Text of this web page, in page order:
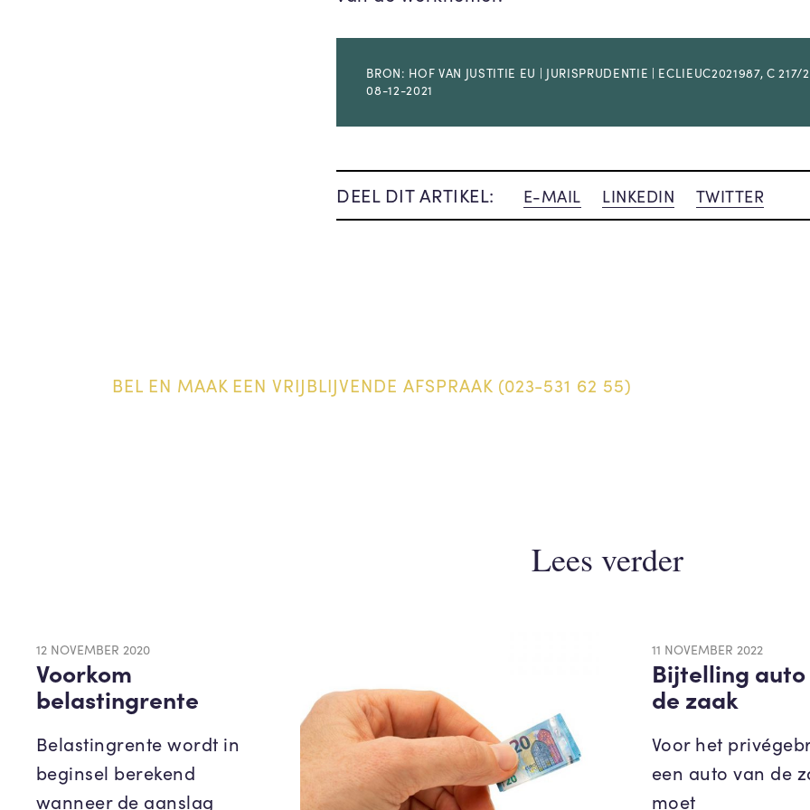
BRON: HOF VAN JUSTITIE EU | JURISPRUDENTIE | ECLIEUC2021987, C 217/
08-12-2021
DEEL DIT ARTIKEL: E-MAIL LINKEDIN TWITTER
BEL EN MAAK EEN VRIJBLIJVENDE AFSPRAAK (023-531 62 55)
Lees verder
12 NOVEMBER 2020
Voorkom
belastingrente
Belastingrente wordt in
beginsel berekend
wanneer de aanslag
11 NOVEMBER 2022
Bijtelling
de zaak
Voor het
een auto van de
moet